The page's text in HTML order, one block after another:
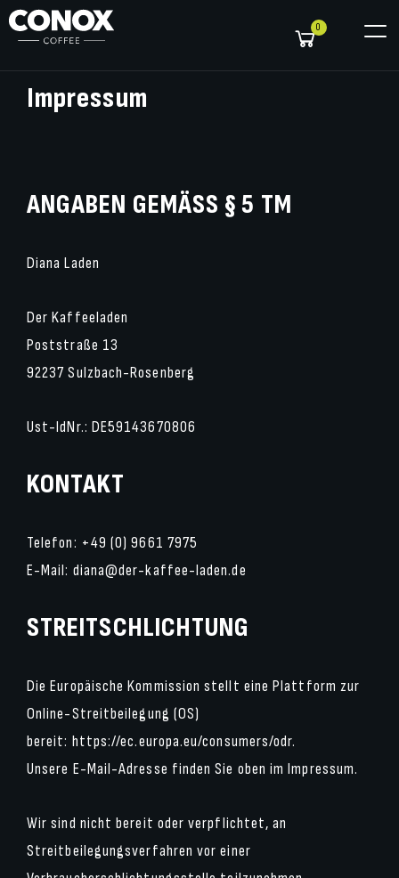
0
Impressum
ANGABEN GEMÄSS § 5 TM
Diana Laden
Der Kaffeeladen
Poststraße 13
92237 Sulzbach-Rosenberg
Ust-IdNr.: DE59143670806
KONTAKT
Telefon: +49 (0) 9661 7975
E-Mail: diana@der-kaffee-laden.de
STREITSCHLICHTUNG
Die Europäische Kommission stellt eine Plattform zur
Online-Streitbeilegung (OS)
bereit: https://ec.europa.eu/consumers/odr.
Unsere E-Mail-Adresse finden Sie oben im Impressum.
Wir sind nicht bereit oder verpflichtet, an
Streitbeilegungsverfahren vor einer